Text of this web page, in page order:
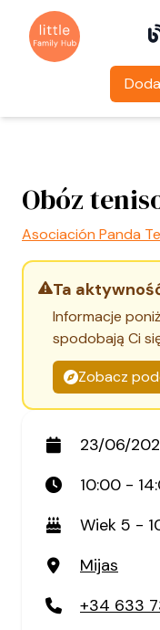
Obóz
Asociación Panda
Ta
Informacje
spodobają Ci
Zobacz
23/06/
10:00 -
Wiek 5 -
Mijas
+34 633